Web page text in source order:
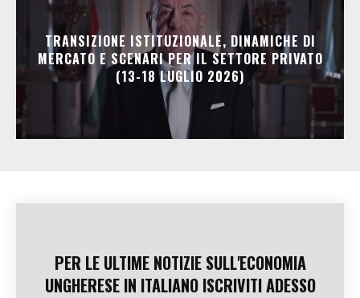
TRANSIZIONE ISTITUZIONALE, DINAMICHE DI
MERCATO E SCENARI PER IL SETTORE PRIVATO
(13-18 LUGLIO 2026)
PER LE ULTIME NOTIZIE SULL'ECONOMIA
UNGHERESE IN ITALIANO ISCRIVITI ADESSO